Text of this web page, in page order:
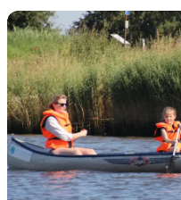
Kano- og bådudlejning